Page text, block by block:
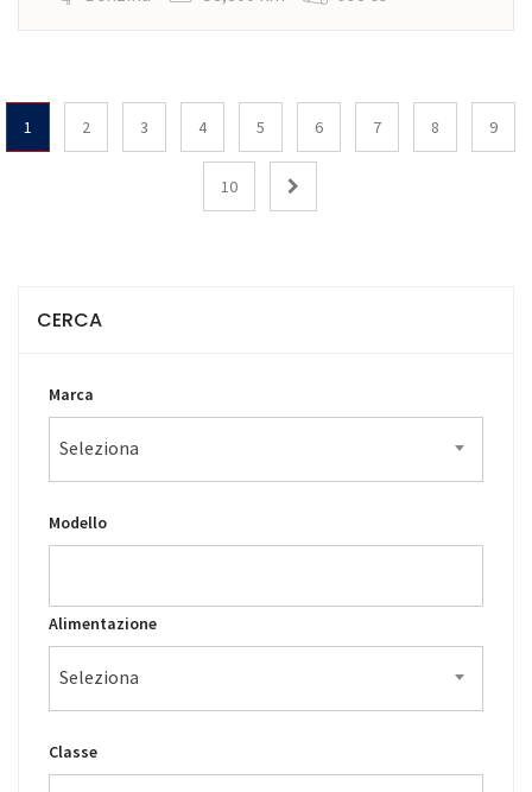
1 2 3 4 5 6 7 8 9
10
CERCA
Marca
Seleziona
Modello
Alimentazione
Seleziona
Classe